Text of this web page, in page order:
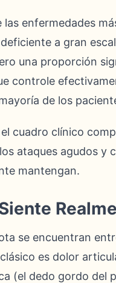
las enfermedades
a gran
una proporción
controle
de los
cuadro clínico
ataques agudos y
mantengan.
se encuentran
es dolor
(el dedo gordo del